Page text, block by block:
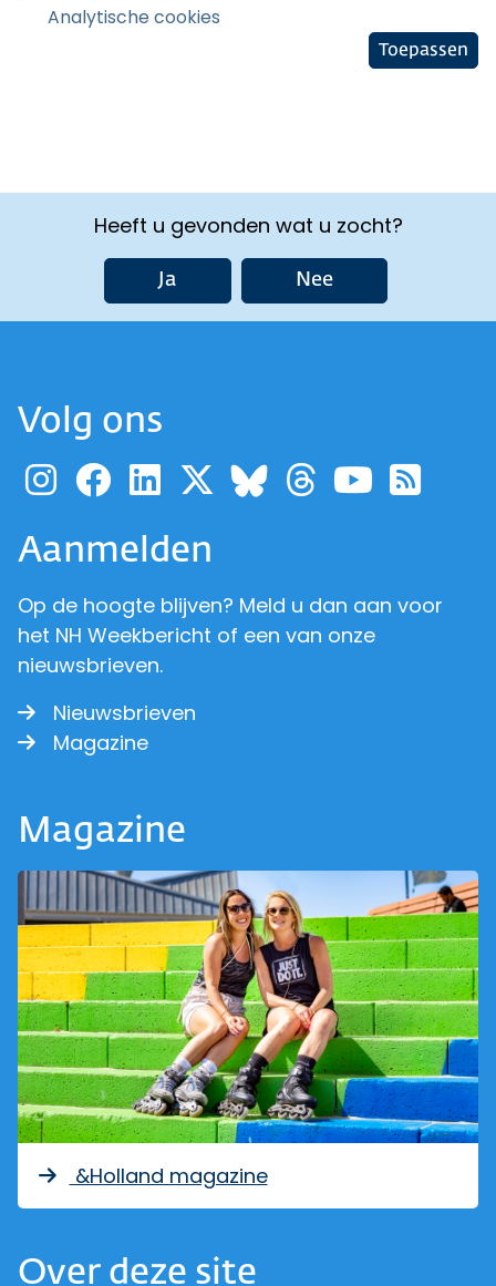
Analytische cookies
Toepassen
Heeft u gevonden wat u zocht?
Ja Nee
Volg ons
Ga naar de pagina van
Ga naar de pagina
Ga naar de
Ga naar de
Ga naar de
Ga naar
Ga
Aanmelden
Op de hoogte blijven? Meld u dan aan voor
het NH Weekbericht of een van onze
nieuwsbrieven.
Nieuwsbrieven
Magazine
Magazine
&Holland magazine
Over deze site